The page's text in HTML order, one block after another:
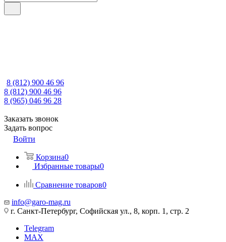
8 (812) 900 46 96
8 (812) 900 46 96
8 (965) 046 96 28
Заказать звонок
Задать вопрос
Войти
Корзина0
Избранные товары0
Сравнение товаров0
info@garo-mag.ru
г. Санкт-Петербург, Софийская ул., 8, корп. 1, стр. 2
Telegram
MAX